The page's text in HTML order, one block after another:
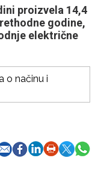
proizvela 14,4
godine,
električne
o načinu i